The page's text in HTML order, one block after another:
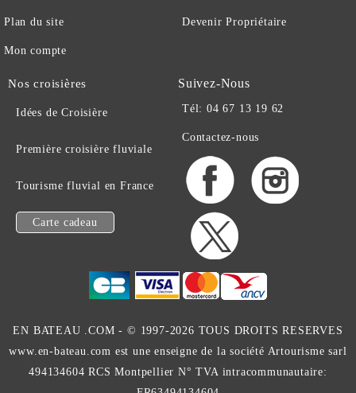
Plan du site
Mon compte
Devenir Propriétaire
Nos croisières
Idées de Croisière
Première croisière fluviale
Tourisme fluvial en France
Carte cadeau
Suivez-Nous
Tél: 04 67 13 19 62
Contactez-nous
EN BATEAU .COM - © 1997-2026 TOUS DROITS RESERVES
www.en-bateau.com est une enseigne de la société Artourisme sarl
494134604 RCS Montpellier N° TVA intracommunautaire: